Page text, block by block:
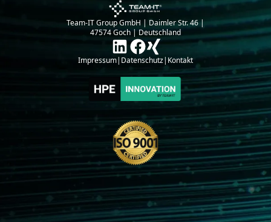
Team-IT Group GmbH | Daimler Str. 46 |
47574 Goch | Deutschland
Impressum| Datenschutz| Kontakt